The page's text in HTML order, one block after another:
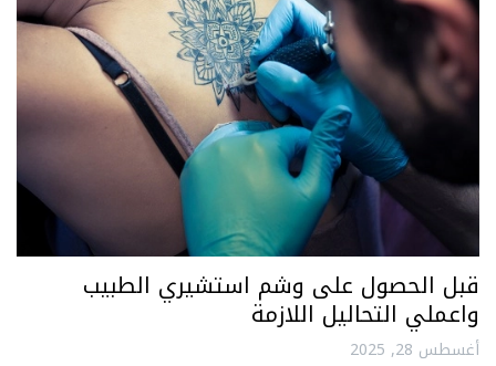
قبل الحصول على وشم استشيري الطبيب
واعملي التحاليل اللازمة
أغسطس 28, 2025